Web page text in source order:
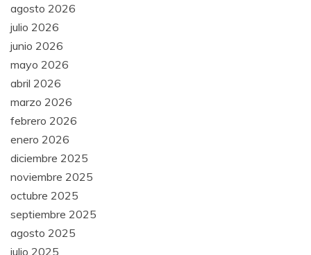
agosto 2026
julio 2026
junio 2026
mayo 2026
abril 2026
marzo 2026
febrero 2026
enero 2026
diciembre 2025
noviembre 2025
octubre 2025
septiembre 2025
agosto 2025
julio 2025